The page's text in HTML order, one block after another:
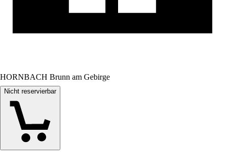
HORNBACH Brunn am Gebirge
Nicht reservierbar